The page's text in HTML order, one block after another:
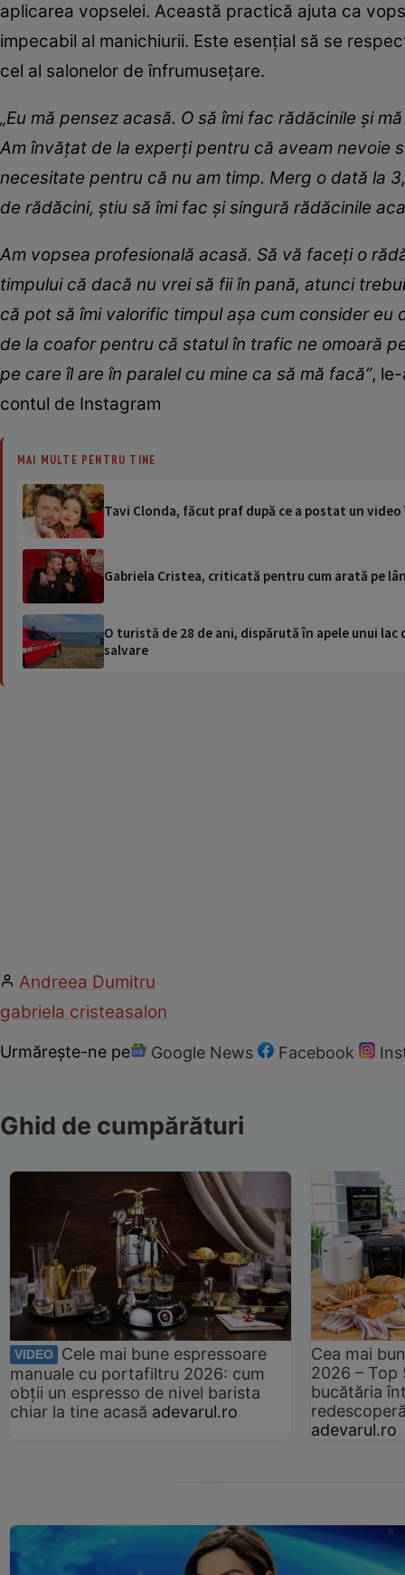
aplicarea vopselei. Această practică ajuta ca
impecabil al manichiurii. Este esențial să se
cel al salonelor de înfrumusețare.
„Eu mă pensez acasă. O să îmi fac rădăcinile și
Am învățat de la experți pentru că aveam nevoie
necesitate pentru că nu am timp. Merg o dată la
de rădăcini, știu să îmi fac și singură rădăcinile
Am vopsea profesională acasă. Să vă faceți o
timpului că dacă nu vrei să fii în pană, atunci
că pot să îmi valorific timpul așa cum consider
de la coafor pentru că statul în trafic ne omoară
pe care îl are în paralel cu mine ca să mă facă”,
contul de Instagram
MAI MULTE PENTRU TINE
Tavi Clonda, făcut praf după ce a postat un
Gabriela Cristea, criticată pentru cum arată pe
O turistă de 28 de ani, dispărută în apele unui
salvare
Andreea Dumitru
gabriela cristeasalon
Urmărește-ne pe Google News Facebook
Ghid de cumpărături
VIDEO
Cele mai bune espressoare
manuale cu portafiltru 2026: cum
obții un espresso de nivel barista
chiar la tine acasă adevarul.ro
Cea mai
2026 –
bucătăria
adevarul.ro